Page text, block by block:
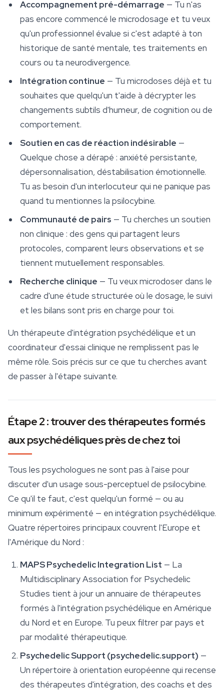
Accompagnement pré-démarrage — Tu n'as
pas encore commencé le microdosage et tu veux
qu'un professionnel évalue si c'est adapté à ton
historique de santé mentale, tes traitements en
cours ou ta neurodivergence.
Intégration continue — Tu microdoses déjà et tu
souhaites que quelqu'un t'aide à décrypter les
changements subtils d'humeur, de cognition ou de
comportement.
Soutien en cas de réaction indésirable —
Quelque chose a dérapé : anxiété persistante,
dépersonnalisation, déstabilisation émotionnelle.
Tu as besoin d'un interlocuteur qui ne panique pas
quand tu mentionnes la psilocybine.
Communauté de pairs — Tu cherches un soutien
non clinique : des gens qui partagent leurs
protocoles, comparent leurs observations et se
tiennent mutuellement responsables.
Recherche clinique — Tu veux microdoser dans le
cadre d'une étude structurée où le dosage, le suivi
et les bilans sont pris en charge pour toi.
Un thérapeute d'intégration psychédélique et un
coordinateur d'essai clinique ne remplissent pas le
même rôle. Sois précis sur ce que tu cherches avant
de passer à l'étape suivante.
Étape 2 : trouver des thérapeutes formés
aux psychédéliques près de chez toi
Tous les psychologues ne sont pas à l'aise pour
discuter d'un usage sous-perceptuel de psilocybine.
Ce qu'il te faut, c'est quelqu'un formé — ou au
minimum expérimenté — en intégration psychédélique.
Quatre répertoires principaux couvrent l'Europe et
l'Amérique du Nord :
MAPS Psychedelic Integration List — La
Multidisciplinary Association for Psychedelic
Studies tient à jour un annuaire de thérapeutes
formés à l'intégration psychédélique en Amérique
du Nord et en Europe. Tu peux filtrer par pays et
par modalité thérapeutique.
Psychedelic Support (psychedelic.support) —
Un répertoire à orientation européenne qui recense
des thérapeutes d'intégration, des coachs et des